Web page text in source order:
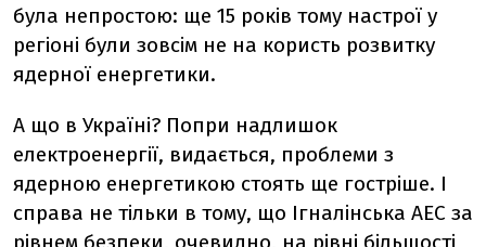
була непростою: ще 15 років тому настрої у
регіоні були зовсім не на користь розвитку
ядерної енергетики.
А що в Україні? Попри надлишок
електроенергії, видається, проблеми з
ядерною енергетикою стоять ще гостріше. І
справа не тільки в тому, що Ігналінська АЕС за